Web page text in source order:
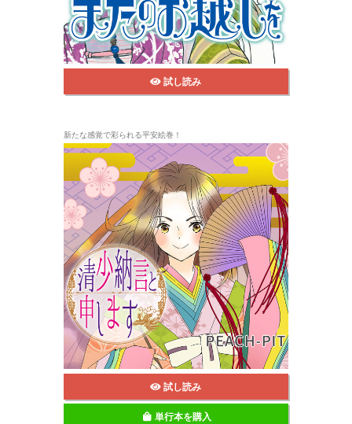
試し読み
新たな感覚で彩られる平安絵巻！
試し読み
単行本を購入